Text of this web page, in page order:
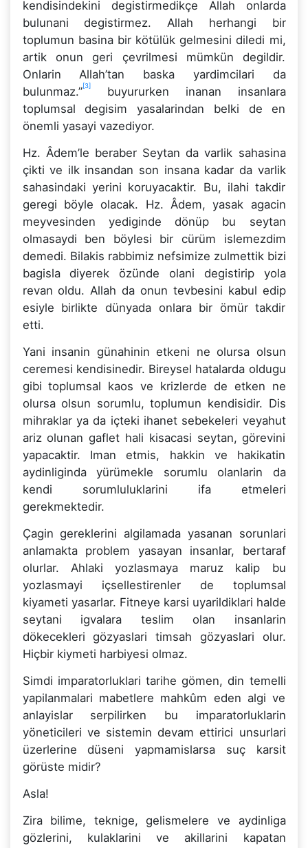
kendisindekini degistirmedikçe Allah onlarda
bulunani degistirmez. Allah herhangi bir
toplumun basina bir kötülük gelmesini diledi mi,
artik onun geri çevrilmesi mümkün degildir.
Onlarin Allah’tan baska yardimcilari da
bulunmaz.”[3]buyururken inanan insanlara
toplumsal degisim yasalarindan belki de en
önemli yasayi vazediyor.
Hz. Âdem’le beraber Seytan da varlik sahasina
çikti ve ilk insandan son insana kadar da varlik
sahasindaki yerini koruyacaktir. Bu, ilahi takdir
geregi böyle olacak. Hz. Âdem, yasak agacin
meyvesinden yediginde dönüp bu seytan
olmasaydi ben böylesi bir cürüm islemezdim
demedi. Bilakis rabbimiz nefsimize zulmettik bizi
bagisla diyerek özünde olani degistirip yola
revan oldu. Allah da onun tevbesini kabul edip
esiyle birlikte dünyada onlara bir ömür takdir
etti.
Yani insanin günahinin etkeni ne olursa olsun
ceremesi kendisinedir. Bireysel hatalarda oldugu
gibi toplumsal kaos ve krizlerde de etken ne
olursa olsun sorumlu, toplumun kendisidir. Dis
mihraklar ya da içteki ihanet sebekeleri veyahut
ariz olunan gaflet hali kisacasi seytan, görevini
yapacaktir. Iman etmis, hakkin ve hakikatin
aydinliginda yürümekle sorumlu olanlarin da
kendi sorumluluklarini ifa etmeleri
gerekmektedir.
Çagin gereklerini algilamada yasanan sorunlari
anlamakta problem yasayan insanlar, bertaraf
olurlar. Ahlaki yozlasmaya maruz kalip bu
yozlasmayi içsellestirenler de toplumsal
kiyameti yasarlar. Fitneye karsi uyarildiklari halde
seytani igvalara teslim olan insanlarin
dökecekleri gözyaslari timsah gözyaslari olur.
Hiçbir kiymeti harbiyesi olmaz.
Simdi imparatorluklari tarihe gömen, din temelli
yapilanmalari mabetlere mahkûm eden algi ve
anlayislar serpilirken bu imparatorluklarin
yöneticileri ve sistemin devam ettirici unsurlari
üzerlerine düseni yapmamislarsa suç karsit
görüste midir?
Asla!
Zira bilime, teknige, gelismelere ve aydinliga
gözlerini, kulaklarini ve akillarini kapatan